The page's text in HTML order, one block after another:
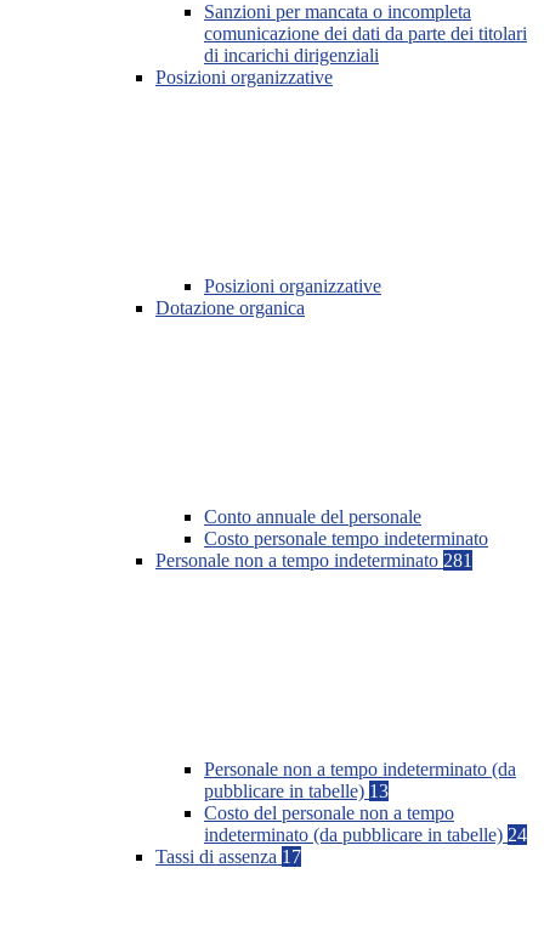
Sanzioni per mancata o incompleta
comunicazione dei dati da parte dei titolari
di incarichi dirigenziali
Posizioni organizzative
Posizioni organizzative
Dotazione organica
Conto annuale del personale
Costo personale tempo indeterminato
Personale non a tempo indeterminato 281
Personale non a tempo indeterminato (da
pubblicare in tabelle) 13
Costo del personale non a tempo
indeterminato (da pubblicare in tabelle) 24
Tassi di assenza 17